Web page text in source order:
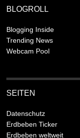
BLOGROLL
Blogging Inside
Trending News
Webcam Pool
SEITEN
Datenschutz
Erdbeben Ticker
Erdbeben weltweit